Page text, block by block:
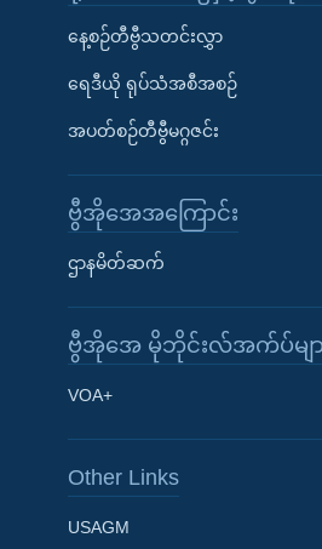
Learning English
နေ့စဉ်တီဗွီသတင်းလွှာ
ရေဒီယို ရုပ်သံအစီအစဉ်
အပတ်စဉ်တီဗွီမဂ္ဂဇင်း
ဗွီအိုအေအကြောင်း
ဌာနမိတ်ဆက်
ဗွီအိုအေ မိုဘိုင်းလ်အက်ပ်မျာ
VOA+
Other Links
USAGM